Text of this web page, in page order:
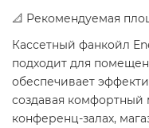
📐 Рекомендуемая
Кассетный фанкойл
подходит для
обеспечивает
создавая комфортный
конференц-залах,